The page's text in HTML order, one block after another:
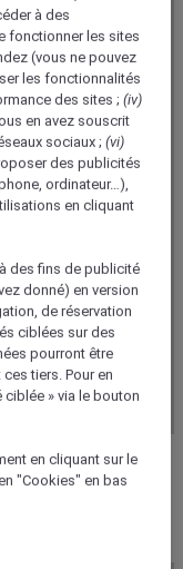
% parmi un large
à des
fonctionner les sites
(vous ne pouvez
les fonctionnalités
des sites ;(iv)
en avez souscrit
sociaux ;(vi)
des publicités
ordinateur…),
en cliquant
des fins de publicité
donné) en version
de réservation
ciblées sur des
pourront être
tiers. Pour en
» via le bouton
en cliquant sur le
"Cookies" en bas